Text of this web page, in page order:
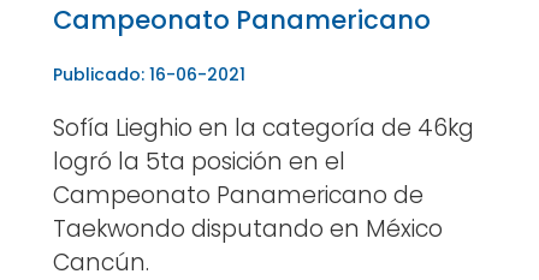
Campeonato Panamericano
Publicado: 16-06-2021
Sofía Lieghio en la categoría de 46kg
logró la 5ta posición en el
Campeonato Panamericano de
Taekwondo disputando en México
Cancún.